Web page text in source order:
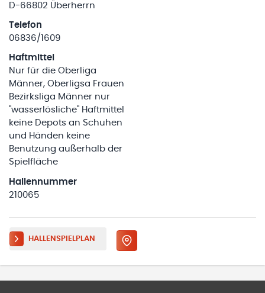
D-66802 Überherrn
Telefon
06836/1609
Haftmittel
Nur für die Oberliga
Männer, Oberligsa Frauen
Bezirksliga Männer nur
"wasserlösliche" Haftmittel
keine Depots an Schuhen
und Händen keine
Benutzung außerhalb der
Spielfläche
Hallennummer
210065
HALLENSPIELPLAN